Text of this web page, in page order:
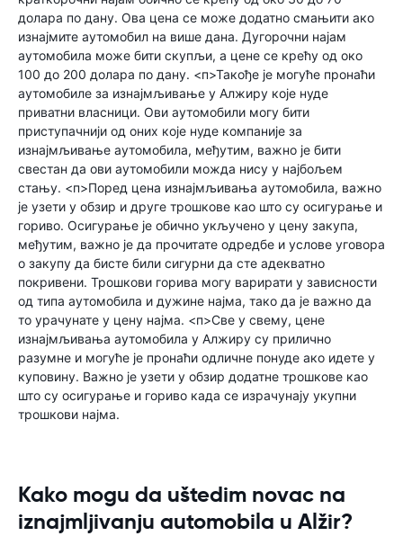
долара по дану. Ова цена се може додатно смањити ако
изнајмите аутомобил на више дана. Дугорочни најам
аутомобила може бити скупљи, а цене се крећу од око
100 до 200 долара по дану. <п>Такође је могуће пронаћи
аутомобиле за изнајмљивање у Алжиру које нуде
приватни власници. Ови аутомобили могу бити
приступачнији од оних које нуде компаније за
изнајмљивање аутомобила, међутим, важно је бити
свестан да ови аутомобили можда нису у најбољем
стању. <п>Поред цена изнајмљивања аутомобила, важно
је узети у обзир и друге трошкове као што су осигурање и
гориво. Осигурање је обично укључено у цену закупа,
међутим, важно је да прочитате одредбе и услове уговора
о закупу да бисте били сигурни да сте адекватно
покривени. Трошкови горива могу варирати у зависности
од типа аутомобила и дужине најма, тако да је важно да
то урачунате у цену најма. <п>Све у свему, цене
изнајмљивања аутомобила у Алжиру су прилично
разумне и могуће је пронаћи одличне понуде ако идете у
куповину. Важно је узети у обзир додатне трошкове као
што су осигурање и гориво када се израчунају укупни
трошкови најма.
Kako mogu da uštedim novac na
iznajmljivanju automobila u Alžir?